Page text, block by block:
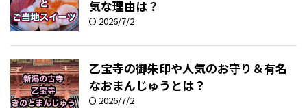
気な理由は？
2026/7/2
乙宝寺の御朱印や人気のお守り＆有名
なおまんじゅうとは？
2026/7/2